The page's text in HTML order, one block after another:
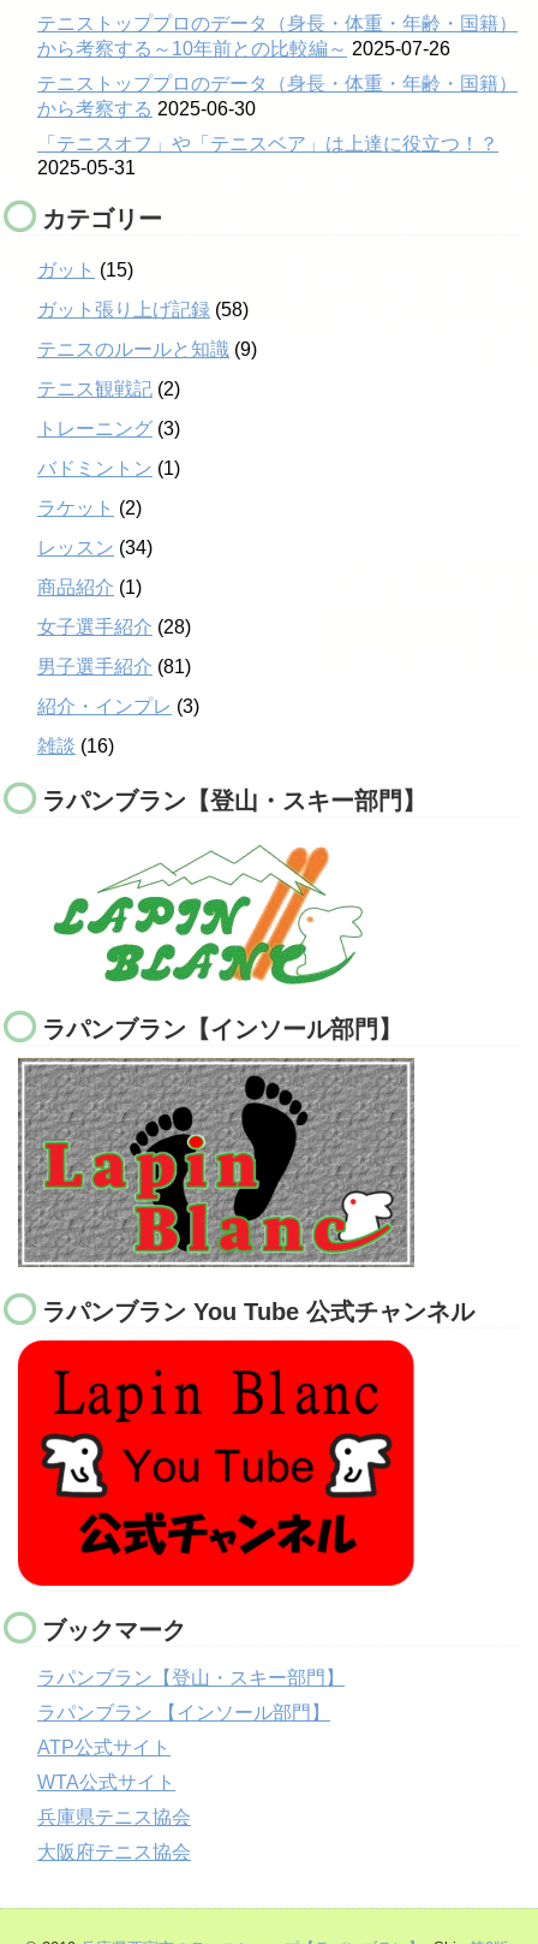
テニストッププロのデータ（身長・体重・年齢・国籍）
から考察する～10年前との比較編～ 2025-07-26
テニストッププロのデータ（身長・体重・年齢・国籍）
から考察する 2025-06-30
「テニスオフ」や「テニスベア」は上達に役立つ！？
2025-05-31
カテゴリー
ガット (15)
ガット張り上げ記録 (58)
テニスのルールと知識 (9)
テニス観戦記 (2)
トレーニング (3)
バドミントン (1)
ラケット (2)
レッスン (34)
商品紹介 (1)
女子選手紹介 (28)
男子選手紹介 (81)
紹介・インプレ (3)
雑談 (16)
ラパンブラン【登山・スキー部門】
ラパンブラン【インソール部門】
ラパンブラン You Tube 公式チャンネル
ブックマーク
ラパンブラン【登山・スキー部門】
ラパンブラン 【インソール部門】
ATP公式サイト
WTA公式サイト
兵庫県テニス協会
大阪府テニス協会